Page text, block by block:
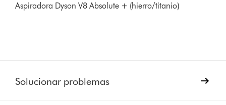
Aspiradora Dyson V8 Absolute + (hierro/titanio)
Solucionar problemas